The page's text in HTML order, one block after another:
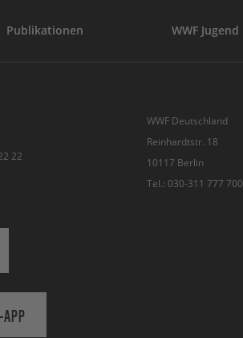
Publikationen WWF Jugend
22
WWF Deutschland
Reinhardtstr. 18
10117 Berlin
Tel.: 030-311 777 700